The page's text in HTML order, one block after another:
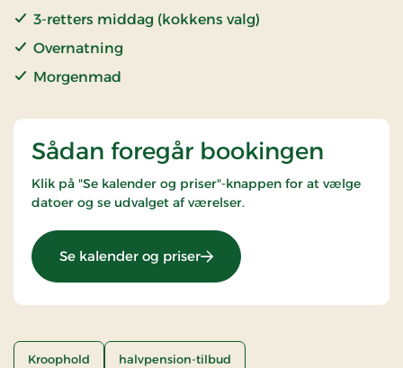
3-retters middag (kokkens valg)
Overnatning
Morgenmad
Sådan foregår bookingen
Klik på "Se kalender og priser"-knappen for at vælge
datoer og se udvalget af værelser.
Se kalender og priser: Ophold med halvpension
Kroophold halvpension-tilbud